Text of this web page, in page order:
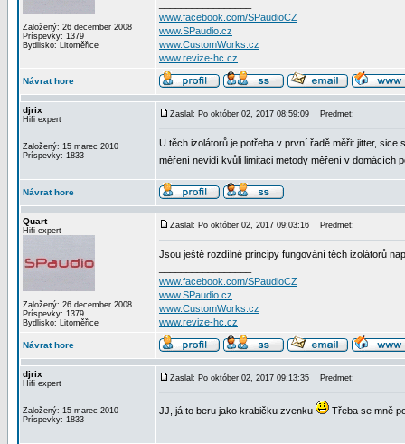
Založený: 26 december 2008
Príspevky: 1379
Bydlisko: Litoměřice
www.facebook.com/SPaudioCZ
www.SPaudio.cz
www.CustomWorks.cz
www.revize-hc.cz
Návrat hore
djrix
Hifi expert
Založený: 15 marec 2010
Príspevky: 1833
Zaslal: Po október 02, 2017 08:59:09 Predmet:
U těch izolátorů je potřeba v první řadě měřit jitter,
měření nevidí kvůli limitaci metody měření v domácích
Návrat hore
Quart
Hifi expert
Založený: 26 december 2008
Príspevky: 1379
Bydlisko: Litoměřice
Zaslal: Po október 02, 2017 09:03:16 Predmet:
Jsou ještě rozdílné principy fungování těch izolátorů
www.facebook.com/SPaudioCZ
www.SPaudio.cz
www.CustomWorks.cz
www.revize-hc.cz
Návrat hore
djrix
Hifi expert
Založený: 15 marec 2010
Príspevky: 1833
Zaslal: Po október 02, 2017 09:13:35 Predmet:
JJ, já to beru jako krabičku zvenku Třeba se mně